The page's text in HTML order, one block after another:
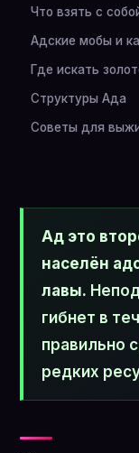
Что взять с
Адские мобы и
Где искать
Структуры Ада
Советы для
Ад это
населён
лавы.
гибнет в
правильно
редких